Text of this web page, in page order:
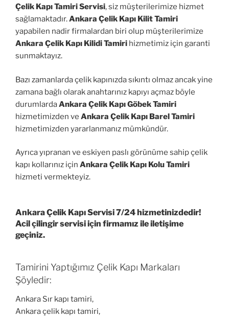
Çelik Kapı Tamiri Servisi, siz müşterilerimize hizmet
sağlamaktadır.Ankara Çelik Kapı Kilit Tamiri
yapabilen nadir firmalardan biri olup müşterilerimize
Ankara Çelik Kapı Kilidi Tamiri hizmetimiz için garanti
sunmaktayız.
Bazı zamanlarda çelik kapınızda sıkıntı olmaz ancak yine
zamana bağlı olarak anahtarınız kapıyı açmaz böyle
durumlardaAnkara Çelik Kapı Göbek Tamiri
hizmetimizden ve Ankara Çelik Kapı Barel Tamiri
hizmetimizden yararlanmanız mümkündür.
Ayrıca yıpranan ve eskiyen paslı görünüme sahip çelik
kapı kollarınız için Ankara Çelik Kapı Kolu Tamiri
hizmeti vermekteyiz.
Ankara Çelik Kapı Servisi 7/24 hizmetinizdedir!
Acil çilingir servisi için firmamız ile iletişime
geçiniz.
Tamirini Yaptığımız Çelik Kapı Markaları
Şöyledir:
Ankara Sır kapı tamiri,
Ankara çelik kapı tamiri,